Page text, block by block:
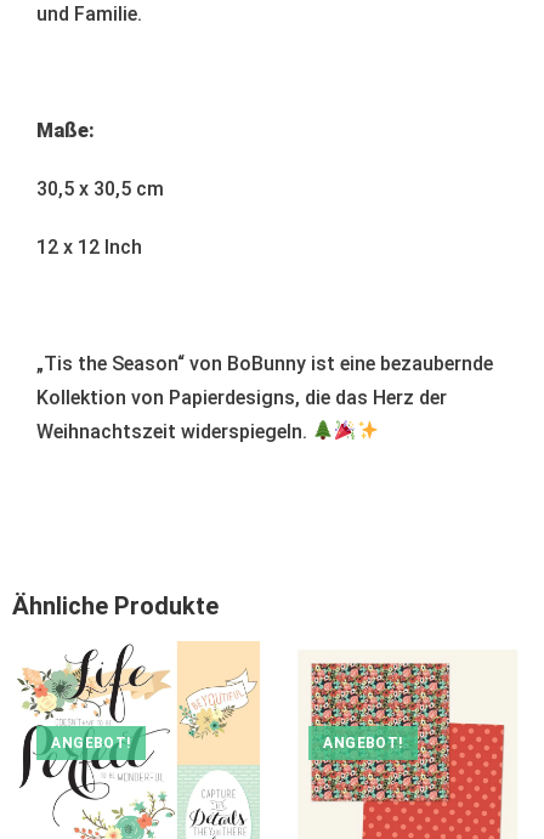
und Familie.
Maße:
30,5 x 30,5 cm
12 x 12 Inch
„Tis the Season“ von BoBunny ist eine bezaubernde
Kollektion von Papierdesigns, die das Herz der
Weihnachtszeit widerspiegeln.
Ähnliche Produkte
ANGEBOT! ANGEBOT!